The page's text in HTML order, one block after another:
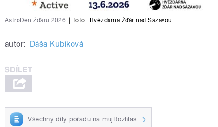
AstroDen Žďáru 2026 foto: Hvězdárna Žďár nad Sázavou
autor: Dáša Kubíková
Všechny díly pořadu na mujRozhlas